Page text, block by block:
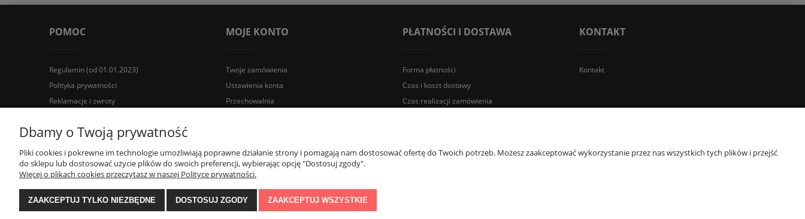
POMOC
Regulamin (od 01.01.2023)
Polityka prywatności
Reklamacje i zwroty
MOJE KONTO
Twoje zamówienia
Ustawienia konta
Przechowalnia
PŁATNOŚCI I DOSTAWA
Forma płatności
Czas i koszt dostawy
Czas realizacji zamówienia
KONTAKT
Kontakt
Wyposażenie łazienek Łazienki.eco | Pawła 23, 41-708 Ruda Śląska | E-mail: sklep@lazienki.eco | Tel.: 600 012 164 lub 600 012 159 | TGS Przemysław Stoń | NIP: 6312213594 | REGON: 276403698
Dbamy o Twoją prywatność
Pliki cookies i pokrewne im technologie umożliwiają poprawne działanie strony i pomagają nam dostosować ofertę do Twoich potrzeb. Możesz zaakceptować wykorzystanie przez nas wszystkich tych plików i przejść
do sklepu lub dostosować użycie plików do swoich preferencji, wybierając opcję "Dostosuj zgody".
Więcej o plikach cookies przeczytasz w naszej Polityce prywatności.
ZAAKCEPTUJ TYLKO NIEZBĘDNE DOSTOSUJ ZGODY ZAAKCEPTUJ WSZYSTKIE